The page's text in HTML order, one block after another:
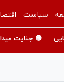
سیاست
🟡 جنایت